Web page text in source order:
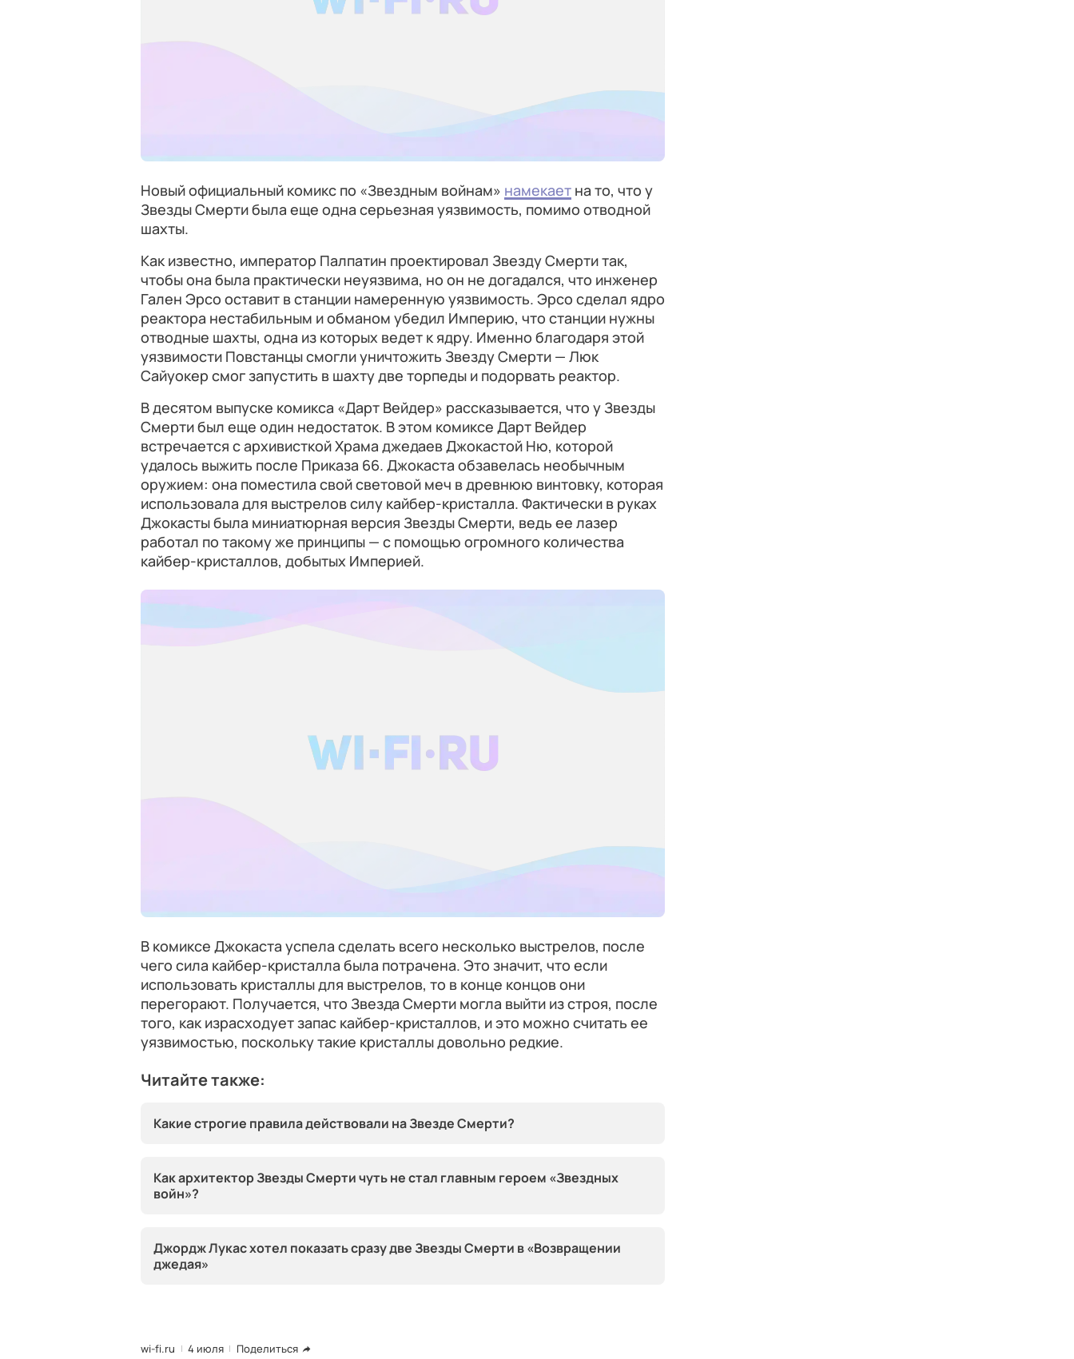
Новый официальный комикс по «Звездным войнам» намекает на то, что у
Звезды Смерти была еще одна серьезная уязвимость, помимо отводной
шахты.
Как известно, император Палпатин проектировал Звезду Смерти так,
чтобы она была практически неуязвима, но он не догадался, что инженер
Гален Эрсо оставит в станции намеренную уязвимость. Эрсо сделал ядро
реактора нестабильным и обманом убедил Империю, что станции нужны
отводные шахты, одна из которых ведет к ядру. Именно благодаря этой
уязвимости Повстанцы смогли уничтожить Звезду Смерти — Люк
Сайуокер смог запустить в шахту две торпеды и подорвать реактор.
В десятом выпуске комикса «Дарт Вейдер» рассказывается, что у Звезды
Смерти был еще один недостаток. В этом комиксе Дарт Вейдер
встречается с архивисткой Храма джедаев Джокастой Ню, которой
удалось выжить после Приказа 66. Джокаста обзавелась необычным
оружием: она поместила свой световой меч в древнюю винтовку, которая
использовала для выстрелов силу кайбер-кристалла. Фактически в руках
Джокасты была миниатюрная версия Звезды Смерти, ведь ее лазер
работал по такому же принципы — с помощью огромного количества
кайбер-кристаллов, добытых Империей.
В комиксе Джокаста успела сделать всего несколько выстрелов, после
чего сила кайбер-кристалла была потрачена. Это значит, что если
использовать кристаллы для выстрелов, то в конце концов они
перегорают. Получается, что Звезда Смерти могла выйти из строя, после
того, как израсходует запас кайбер-кристаллов, и это можно считать ее
уязвимостью, поскольку такие кристаллы довольно редкие.
Читайте также:
Какие строгие правила действовали на Звезде Смерти?
Как архитектор Звезды Смерти чуть не стал главным героем «Звездных
войн»?
Джордж Лукас хотел показать сразу две Звезды Смерти в «Возвращении
джедая»
wi-fi.ru 4 июля Поделиться